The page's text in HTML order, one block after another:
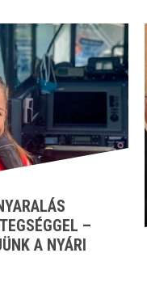
–
A NYÁRI